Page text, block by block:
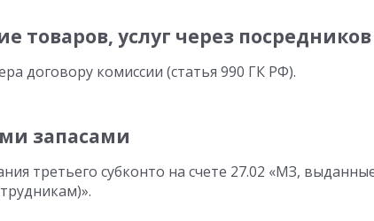
товаров, услуг через посредников
договору комиссии (статья 990 ГК РФ).
запасами
третьего субконто на счете 27.02 «МЗ,